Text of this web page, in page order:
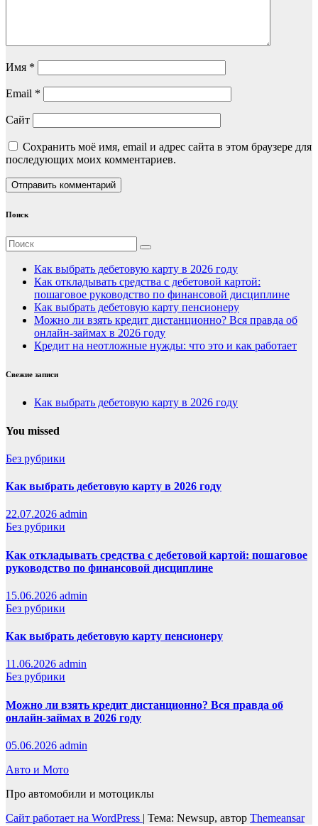
Имя *
Email *
Сайт
Сохранить моё имя, email и адрес сайта в этом браузере для
последующих моих комментариев.
Поиск
Как выбрать дебетовую карту в 2026 году
Как откладывать средства с дебетовой картой:
пошаговое руководство по финансовой дисциплине
Как выбрать дебетовую карту пенсионеру
Можно ли взять кредит дистанционно? Вся правда об
онлайн-займах в 2026 году
Кредит на неотложные нужды: что это и как работает
Свежие записи
Как выбрать дебетовую карту в 2026 году
You missed
Без рубрики
Как выбрать дебетовую карту в 2026 году
22.07.2026 admin
Без рубрики
Как откладывать средства с дебетовой картой: пошаговое
руководство по финансовой дисциплине
15.06.2026 admin
Без рубрики
Как выбрать дебетовую карту пенсионеру
11.06.2026 admin
Без рубрики
Можно ли взять кредит дистанционно? Вся правда об
онлайн-займах в 2026 году
05.06.2026 admin
Авто и Мото
Про автомобили и мотоциклы
Сайт работает на WordPress | Тема: Newsup, автор Themeansar